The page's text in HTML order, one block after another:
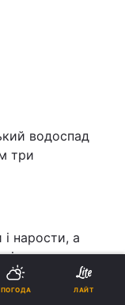
водоспад
три
нарости, а
на мить
її потоки
ПОГОДА ЛАЙТ